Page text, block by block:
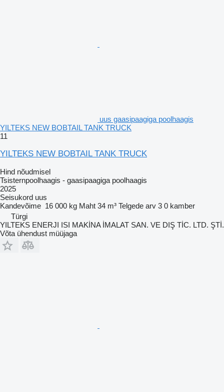
uus gaasipaagiga poolhaagis
YILTEKS NEW BOBTAIL TANK TRUCK
11
YILTEKS NEW BOBTAIL TANK TRUCK
Hind nõudmisel
Tsisternpoolhaagis - gaasipaagiga poolhaagis
2025
Seisukord uus
Kandevõime 16 000 kg Maht 34 m³ Telgede arv 3 0 kamber
Türgi
YILTEKS ENERJI ISI MAKİNA İMALAT SAN. VE DIŞ TİC. LTD. ŞTİ.
Võta ühendust müüjaga